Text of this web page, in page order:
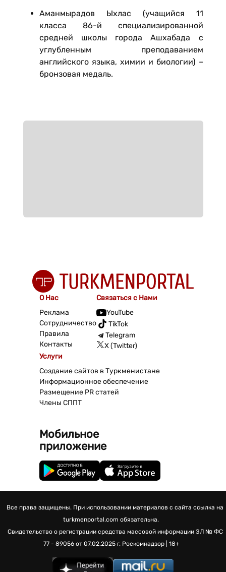
Аманмырадов Ыхлас (учащийся 11
класса 86-й специализированной
средней школы города Ашхабада с
углубленным преподаванием
английского языка, химии и биологии) –
бронзовая медаль.
О Нас
Реклама
Сотрудничество
Правила
Контакты
Связаться с Нами
YouTube
TikTok
Telegram
X (Twitter)
Услуги
Создание сайтов в Туркменистане
Информационное обеспечение
Размещение PR статей
Члены СППТ
Мобильное
приложение
Все права защищены. При использовании материалов с сайта ссылка на
turkmenportal.com обязательна.
Свидетельство о регистрации средства массовой информации ЭЛ № ФС
77 - 89056 от 07.02.2025 г. Роскомнадзор | 18+